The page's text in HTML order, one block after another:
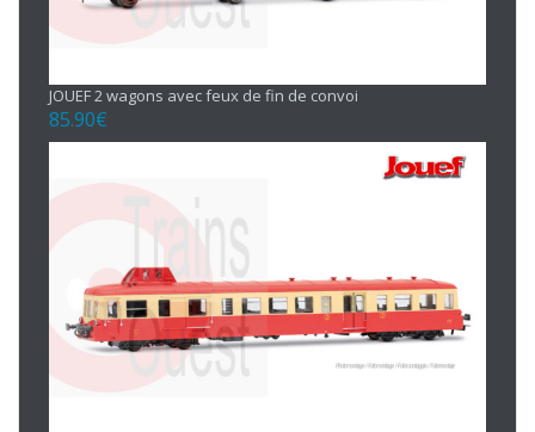
JOUEF 2 wagons avec feux de fin de convoi
85.90€